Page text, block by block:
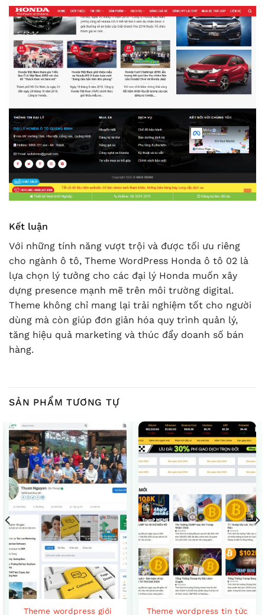
Kết luận
Với những tính năng vượt trội và được tối ưu riêng
cho ngành ô tô, Theme WordPress Honda ô tô 02 là
lựa chọn lý tưởng cho các đại lý Honda muốn xây
dựng presence mạnh mẽ trên môi trường digital.
Theme không chỉ mang lại trải nghiệm tốt cho người
dùng mà còn giúp đơn giản hóa quy trình quản lý,
tăng hiệu quả marketing và thúc đẩy doanh số bán
hàng.
SẢN PHẨM TƯƠNG TỰ
Theme wordpress giới
Theme wordpress tin tức